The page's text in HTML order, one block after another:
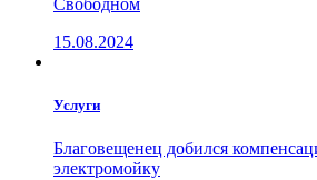
15.08.2024
Услуги
Благовещенец добился
электромойку